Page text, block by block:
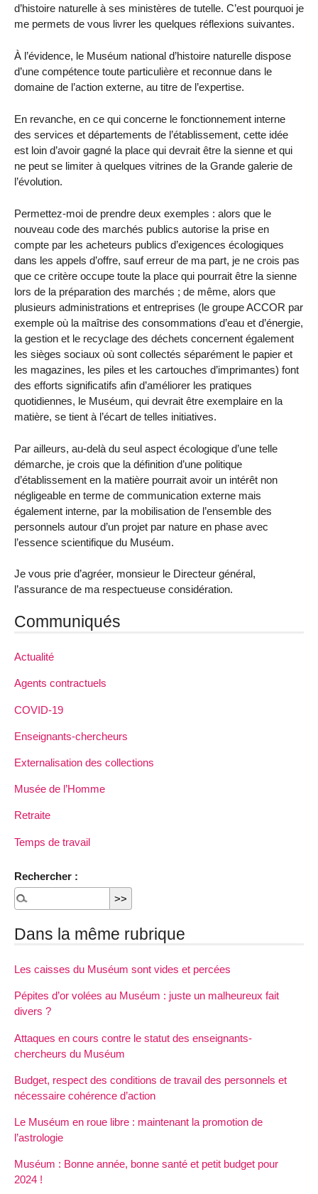
d’histoire naturelle à ses ministères de tutelle. C’est pourquoi je
me permets de vous livrer les quelques réflexions suivantes.
À l’évidence, le Muséum national d’histoire naturelle dispose
d’une compétence toute particulière et reconnue dans le
domaine de l’action externe, au titre de l’expertise.
En revanche, en ce qui concerne le fonctionnement interne
des services et départements de l’établissement, cette idée
est loin d’avoir gagné la place qui devrait être la sienne et qui
ne peut se limiter à quelques vitrines de la Grande galerie de
l’évolution.
Permettez-moi de prendre deux exemples : alors que le
nouveau code des marchés publics autorise la prise en
compte par les acheteurs publics d’exigences écologiques
dans les appels d’offre, sauf erreur de ma part, je ne crois pas
que ce critère occupe toute la place qui pourrait être la sienne
lors de la préparation des marchés ; de même, alors que
plusieurs administrations et entreprises (le groupe ACCOR par
exemple où la maîtrise des consommations d’eau et d’énergie,
la gestion et le recyclage des déchets concernent également
les sièges sociaux où sont collectés séparément le papier et
les magazines, les piles et les cartouches d’imprimantes) font
des efforts significatifs afin d’améliorer les pratiques
quotidiennes, le Muséum, qui devrait être exemplaire en la
matière, se tient à l’écart de telles initiatives.
Par ailleurs, au-delà du seul aspect écologique d’une telle
démarche, je crois que la définition d’une politique
d’établissement en la matière pourrait avoir un intérêt non
négligeable en terme de communication externe mais
également interne, par la mobilisation de l’ensemble des
personnels autour d’un projet par nature en phase avec
l’essence scientifique du Muséum.
Je vous prie d’agréer, monsieur le Directeur général,
l’assurance de ma respectueuse considération.
Communiqués
Actualité
Agents contractuels
COVID-19
Enseignants-chercheurs
Externalisation des collections
Musée de l’Homme
Retraite
Temps de travail
Rechercher :
Dans la même rubrique
Les caisses du Muséum sont vides et percées
Pépites d’or volées au Muséum : juste un malheureux fait
divers ?
Attaques en cours contre le statut des enseignants-
chercheurs du Muséum
Budget, respect des conditions de travail des personnels et
nécessaire cohérence d’action
Le Muséum en roue libre : maintenant la promotion de
l’astrologie
Muséum : Bonne année, bonne santé et petit budget pour
2024 !